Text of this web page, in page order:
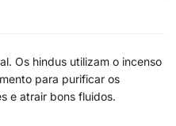
Os hindus utilizam o incenso
para purificar os
e atrair bons fluidos.